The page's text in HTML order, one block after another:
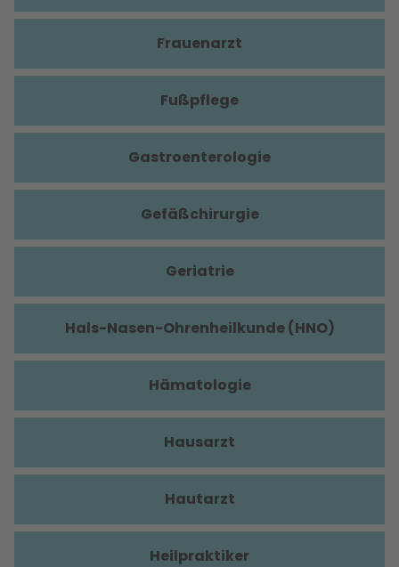
Frauenarzt
Fußpflege
Gastroenterologie
Gefäßchirurgie
Geriatrie
Hals-Nasen-Ohrenheilkunde (HNO)
Hämatologie
Hausarzt
Hautarzt
Heilpraktiker